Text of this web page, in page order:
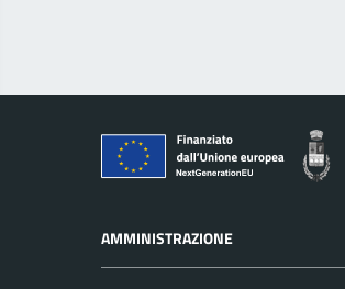
AMMINISTRAZIONE